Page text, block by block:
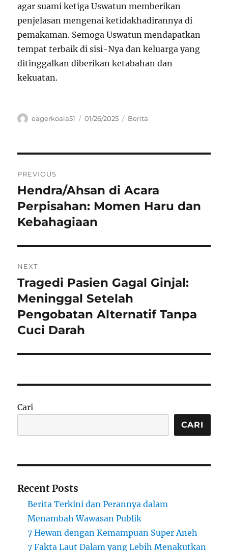
agar suami ketiga Uswatun memberikan
penjelasan mengenai ketidakhadirannya di
pemakaman. Semoga Uswatun mendapatkan
tempat terbaik di sisi-Nya dan keluarga yang
ditinggalkan diberikan ketabahan dan
kekuatan.
Author
eagerkoala51
Posted
01/26/2025 Categories
Berita
pos
PREVIOUS
Previous
post:
Hendra/Ahsan di Acara
Perpisahan: Momen Haru dan
Kebahagiaan
NEXT
Next
post:
Tragedi Pasien Gagal Ginjal:
Meninggal Setelah
Pengobatan Alternatif Tanpa
Cuci Darah
Cari
CARI
Recent Posts
Berita Terkini dan Perannya dalam
Menambah Wawasan Publik
7 Hewan dengan Kemampuan Super Aneh
7 Fakta Laut Dalam yang Lebih Menakutkan